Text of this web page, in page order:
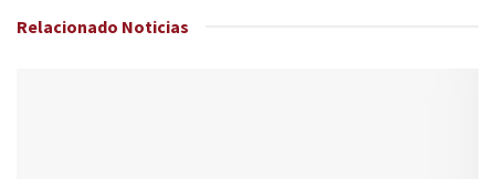
Relacionado Noticias